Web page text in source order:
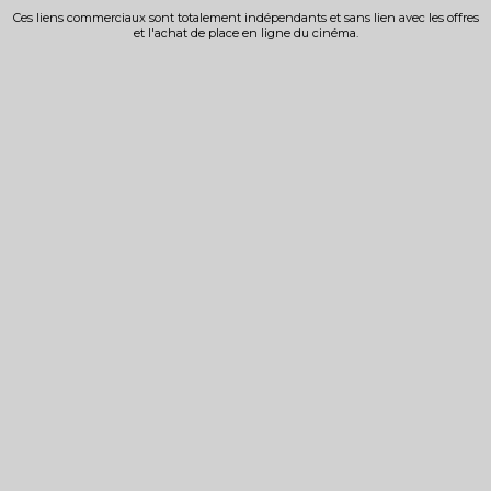
Ces liens commerciaux sont totalement indépendants et sans lien avec les offres
et l'achat de place en ligne du cinéma.